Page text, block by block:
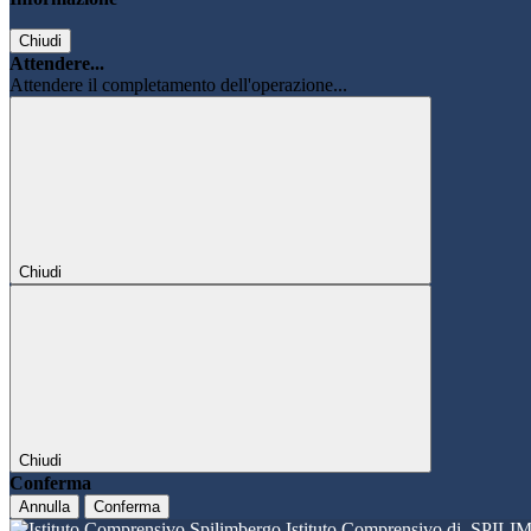
Chiudi
Attendere...
Attendere il completamento dell'operazione...
Chiudi
Chiudi
Conferma
Annulla Conferma